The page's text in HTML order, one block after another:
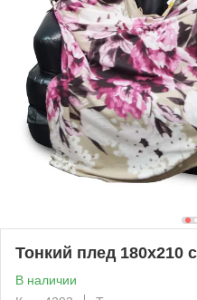
Тонкий плед 180х210
В наличии